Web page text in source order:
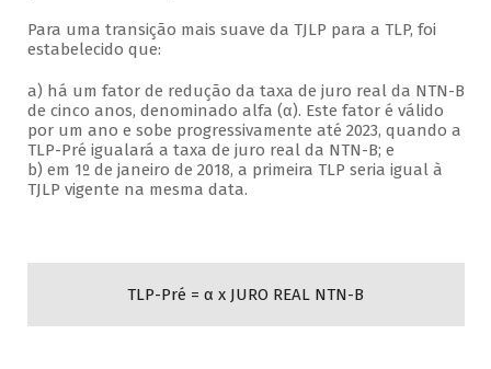
Para uma transição mais suave da TJLP para a TLP, foi
estabelecido que:
a) há um fator de redução da taxa de juro real da NTN-B
de cinco anos, denominado alfa (α). Este fator é válido
por um ano e sobe progressivamente até 2023, quando a
TLP-Pré igualará a taxa de juro real da NTN-B; e
b) em 1º de janeiro de 2018, a primeira TLP seria igual à
TJLP vigente na mesma data.
TLP-Pré = α x JURO REAL NTN-B